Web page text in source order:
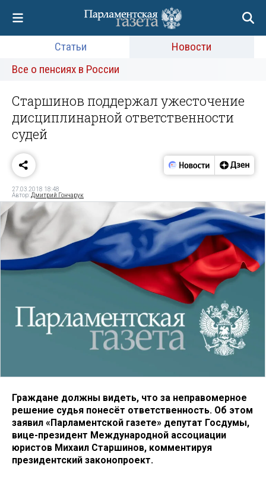
Статьи
Новости
Все о пенсиях в России
Старшинов поддержал ужесточение
дисциплинарной ответственности
судей
27.03.2018 18:48
Автор: Дмитрий Гончарук
Граждане должны видеть, что за неправомерное
решение судья понесёт ответственность. Об этом
заявил «Парламентской газете» депутат Госдумы,
вице-президент Международной ассоциации
юристов Михаил Старшинов, комментируя
президентский законопроект.